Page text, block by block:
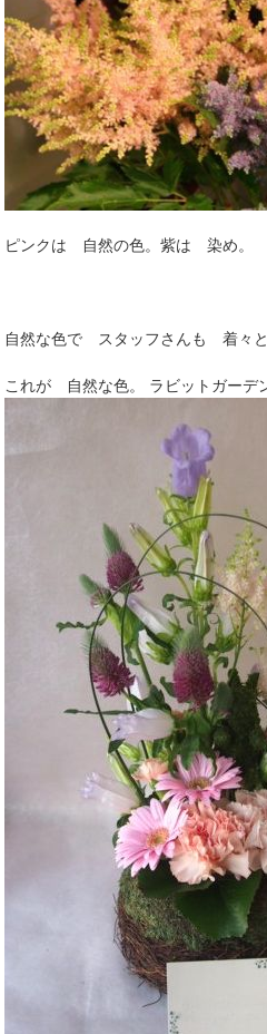
ピンクは 自然の色。紫は 染め。
自然な色で スタッフさんも 着々と
これが 自然な色。 ラビットガーデ